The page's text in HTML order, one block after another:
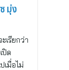
มุ่ง
เรียกว่า
ปิด
เมื่อไม่